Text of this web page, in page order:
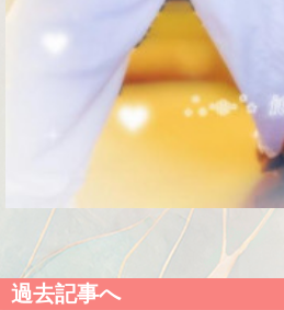
過去記事へ